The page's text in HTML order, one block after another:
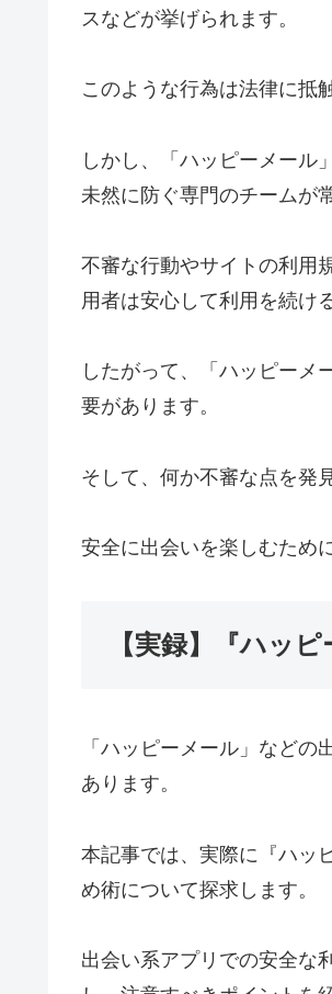
スなどが挙げられます。
このような行為は法律に抵
しかし、「ハッピーメール
未然に防ぐ専門のチームが
不審な行動やサイトの利用
用者は安心して利用を続け
したがって、「ハッピーメ
要があります。
そして、何か不審な点を発
安全に出会いを楽しむため
【実録】『ハッ
「ハッピーメール」など
あります。
本記事では、実際に『ハッ
め術について探求します。
出会い系アプリでの安全な